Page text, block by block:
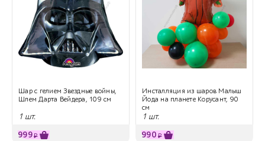
Шар с гелием Звездные войны,
Шлем Дарта Вейдера, 109 см
1 шт.
999₽
Инсталляция из шаров Малыш
Йода на планете Корусант, 90
см
1 шт.
990 ₽